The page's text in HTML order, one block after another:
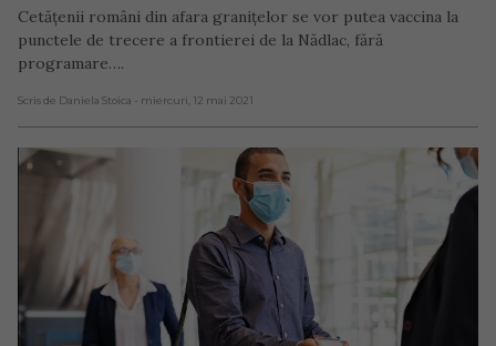
Cetățenii români din afara granițelor se vor putea vaccina la
punctele de trecere a frontierei de la Nădlac, fără
programare….
Scris de Daniela Stoica - miercuri, 12 mai 2021